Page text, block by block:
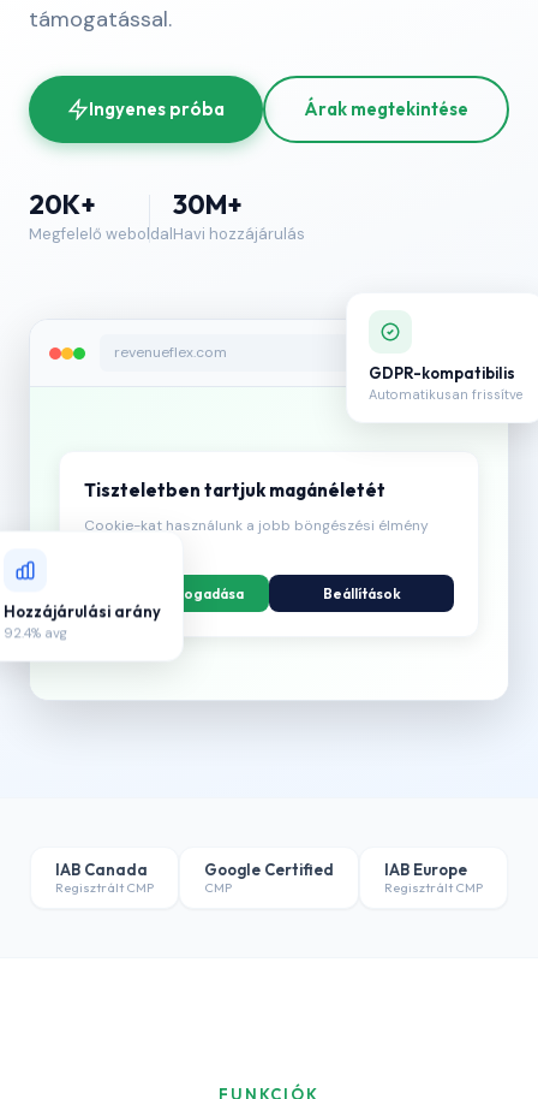
támogatással.
Ingyenes próba Árak megtekintése
20K+
Megfelelő weboldal
30M+
Havi hozzájárulás
revenueflex.com
Tiszteletben tartjuk magánéletét
Cookie-kat használunk a jobb böngészési élmény
Összes elfogadása Beállítások
GDPR-kompatibilis
Automatikusan frissítve
Hozzájárulási arány
92.4% avg
IAB Canada
Regisztrált CMP
Google Certified
CMP
IAB Europe
Regisztrált CMP
FUNKCIÓK